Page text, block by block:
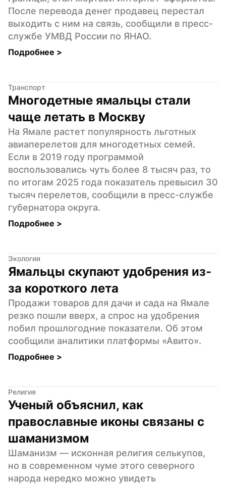
После перевода денег продавец перестал
выходить с ним на связь, сообщили в пресс-
службе УМВД России по ЯНАО.
Подробнее >
Транспорт
Многодетные ямальцы стали
чаще летать в Москву
На Ямале растет популярность льготных
авиаперелетов для многодетных семей.
Если в 2019 году программой
воспользовались чуть более 8 тысяч раз, то
по итогам 2025 года показатель превысил 30
тысяч перелетов, сообщили в пресс-службе
губернатора округа.
Подробнее >
Экология
Ямальцы скупают удобрения из-
за короткого лета
Продажи товаров для дачи и сада на Ямале
резко пошли вверх, а спрос на удобрения
побил прошлогодние показатели. Об этом
сообщили аналитики платформы «Авито».
Подробнее >
Религия
Ученый объяснил, как
православные иконы связаны с
шаманизмом
Шаманизм — исконная религия селькупов,
но в современном чуме этого северного
народа нередко можно увидеть